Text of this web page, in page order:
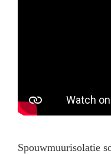
Spouwmuurisolatie